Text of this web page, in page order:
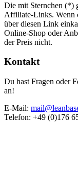
Die mit Sternchen (*)
Affiliate-Links. Wenn
über diesen Link
Online-Shop oder
der Preis nicht.
Kontakt
Du hast Fragen oder
an!
E-Mail:
Telefon: +49 (0)176